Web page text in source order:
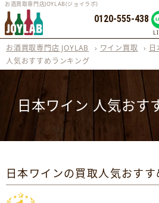
お酒買取専門店JOYLAB(ジョイラボ)
0120-555-438
お酒買取専門店 JOYLAB › ワイン買取 › 日
人気おすすめランキング
日本ワイン 人気おす
日本ワインの買取人気おす